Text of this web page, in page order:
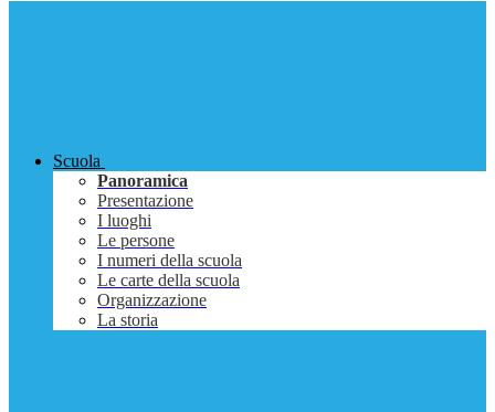
Scuola
Panoramica
Presentazione
I luoghi
Le persone
I numeri della scuola
Le carte della scuola
Organizzazione
La storia